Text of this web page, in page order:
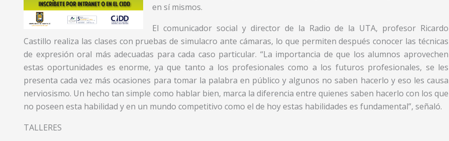
en sí mismos.
El comunicador social y director de la Radio de la UTA, profesor Ricardo
Castillo realiza las clases con pruebas de simulacro ante cámaras, lo que permiten después conocer las técnicas
de expresión oral más adecuadas para cada caso particular. “La importancia de que los alumnos aprovechen
estas oportunidades es enorme, ya que tanto a los profesionales como a los futuros profesionales, se les
presenta cada vez más ocasiones para tomar la palabra en público y algunos no saben hacerlo y eso les causa
nerviosismo. Un hecho tan simple como hablar bien, marca la diferencia entre quienes saben hacerlo con los que
no poseen esta habilidad y en un mundo competitivo como el de hoy estas habilidades es fundamental”, señaló.
TALLERES